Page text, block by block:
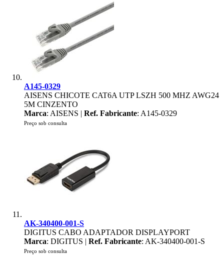
A145-0329
AISENS CHICOTE CAT6A UTP LSZH 500 MHZ AWG24
5M CINZENTO
Marca: AISENS | Ref. Fabricante: A145-0329
Preço sob consulta
AK-340400-001-S
DIGITUS CABO ADAPTADOR DISPLAYPORT
Marca: DIGITUS | Ref. Fabricante: AK-340400-001-S
Preço sob consulta